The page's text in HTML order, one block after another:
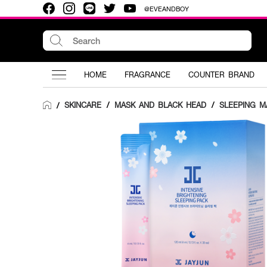
@EVEANDBOY
HOME FRAGRANCE COUNTER BRAND
/ SKINCARE / MASK AND BLACK HEAD / SLEEPING